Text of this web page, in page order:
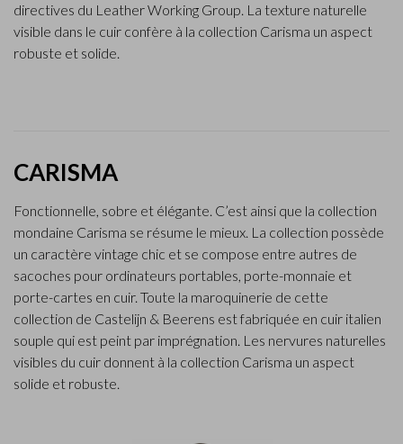
directives du Leather Working Group. La texture naturelle
visible dans le cuir confère à la collection Carisma un aspect
robuste et solide.
CARISMA
Fonctionnelle, sobre et élégante. C’est ainsi que la collection
mondaine Carisma se résume le mieux. La collection possède
un caractère vintage chic et se compose entre autres de
sacoches pour ordinateurs portables, porte-monnaie et
porte-cartes en cuir. Toute la maroquinerie de cette
collection de Castelijn & Beerens est fabriquée en cuir italien
souple qui est peint par imprégnation. Les nervures naturelles
visibles du cuir donnent à la collection Carisma un aspect
solide et robuste.